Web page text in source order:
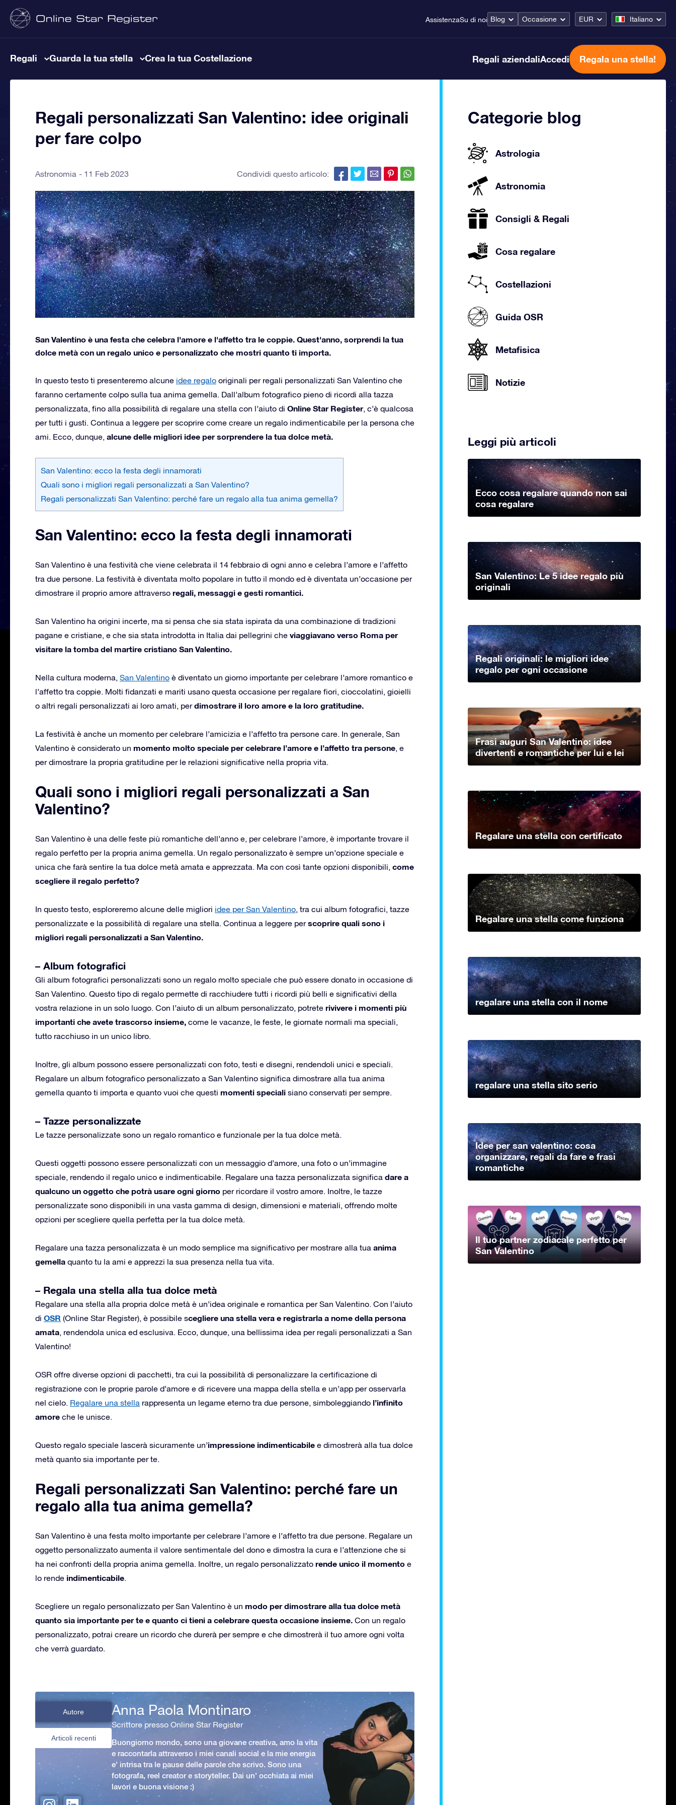
AssistenzaSu di noi Blog Occasione EUR Italiano
Regali Guarda la tua stella Crea la tua Costellazione Regali aziendaliAccedi Regala una stella!
Regali personalizzati San Valentino: idee originali
per fare colpo
Astronomia 11 Feb 2023 Condividi questo articolo:
San Valentino è una festa che celebra l'amore e l'affetto tra le coppie. Quest'anno, sorprendi la tua
dolce metà con un regalo unico e personalizzato che mostri quanto ti importa.
In questo testo ti presenteremo alcune idee regalo originali per regali personalizzati San Valentino che
faranno certamente colpo sulla tua anima gemella. Dall’album fotografico pieno di ricordi alla tazza
personalizzata, fino alla possibilità di regalare una stella con l’aiuto di Online Star Register, c’è qualcosa
per tutti i gusti. Continua a leggere per scoprire come creare un regalo indimenticabile per la persona che
ami. Ecco, dunque, alcune delle migliori idee per sorprendere la tua dolce metà.
San Valentino: ecco la festa degli innamorati
Quali sono i migliori regali personalizzati a San Valentino?
Regali personalizzati San Valentino: perché fare un regalo alla tua anima gemella?
San Valentino: ecco la festa degli innamorati
San Valentino è una festività che viene celebrata il 14 febbraio di ogni anno e celebra l’amore e l’affetto
tra due persone. La festività è diventata molto popolare in tutto il mondo ed è diventata un’occasione per
dimostrare il proprio amore attraverso regali, messaggi e gesti romantici.
San Valentino ha origini incerte, ma si pensa che sia stata ispirata da una combinazione di tradizioni
pagane e cristiane, e che sia stata introdotta in Italia dai pellegrini che viaggiavano verso Roma per
visitare la tomba del martire cristiano San Valentino.
Nella cultura moderna, San Valentino è diventato un giorno importante per celebrare l’amore romantico e
l’affetto tra coppie. Molti fidanzati e mariti usano questa occasione per regalare fiori, cioccolatini, gioielli
o altri regali personalizzati ai loro amati, perdimostrare il loro amore e la loro gratitudine.
La festività è anche un momento per celebrare l’amicizia e l’affetto tra persone care. In generale, San
Valentino è considerato un momento molto speciale per celebrare l’amore e l’affetto tra persone, e
per dimostrare la propria gratitudine per le relazioni significative nella propria vita.
Quali sono i migliori regali personalizzati a San
Valentino?
San Valentino è una delle feste più romantiche dell’anno e, per celebrare l’amore, è importante trovare il
regalo perfetto per la propria anima gemella. Un regalo personalizzato è sempre un’opzione speciale e
unica che farà sentire la tua dolce metà amata e apprezzata. Ma con così tante opzioni disponibili, come
scegliere il regalo perfetto?
In questo testo, esploreremo alcune delle migliori idee per San Valentino, tra cui album fotografici, tazze
personalizzate e la possibilità di regalare una stella. Continua a leggere perscoprire quali sono i
migliori regali personalizzati a San Valentino.
– Album fotografici
Gli album fotografici personalizzati sono un regalo molto speciale che può essere donato in occasione di
San Valentino. Questo tipo di regalo permette di racchiudere tutti i ricordi più belli e significativi della
vostra relazione in un solo luogo. Con l’aiuto di un album personalizzato, potrete rivivere i momenti più
importanti che avete trascorso insieme, come le vacanze, le feste, le giornate normali ma speciali,
tutto racchiuso in un unico libro.
Inoltre, gli album possono essere personalizzati con foto, testi e disegni, rendendoli unici e speciali.
Regalare un album fotografico personalizzato a San Valentino significa dimostrare alla tua anima
gemella quanto ti importa e quanto vuoi che questi momenti speciali siano conservati per sempre.
– Tazze personalizzate
Le tazze personalizzate sono un regalo romantico e funzionale per la tua dolce metà.
Questi oggetti possono essere personalizzati con un messaggio d’amore, una foto o un’immagine
speciale, rendendo il regalo unico e indimenticabile. Regalare una tazza personalizzata significa dare a
qualcuno un oggetto che potrà usare ogni giorno per ricordare il vostro amore. Inoltre, le tazze
personalizzate sono disponibili in una vasta gamma di design, dimensioni e materiali, offrendo molte
opzioni per scegliere quella perfetta per la tua dolce metà.
Regalare una tazza personalizzata è un modo semplice ma significativo per mostrare alla tua anima
gemella quanto tu la ami e apprezzi la sua presenza nella tua vita.
– Regala una stella alla tua dolce metà
Regalare una stella alla propria dolce metà è un’idea originale e romantica per San Valentino. Con l’aiuto
di OSR (Online Star Register), è possibile scegliere una stella vera e registrarla a nome della persona
amata, rendendola unica ed esclusiva. Ecco, dunque, una bellissima idea per regali personalizzati a San
Valentino!
OSR offre diverse opzioni di pacchetti, tra cui la possibilità di personalizzare la certificazione di
registrazione con le proprie parole d’amore e di ricevere una mappa della stella e un’app per osservarla
nel cielo. Regalare una stella rappresenta un legame eterno tra due persone, simboleggiando l’infinito
amore che le unisce.
Questo regalo speciale lascerà sicuramente un’impressione indimenticabile e dimostrerà alla tua dolce
metà quanto sia importante per te.
Regali personalizzati San Valentino: perché fare un
regalo alla tua anima gemella?
San Valentino è una festa molto importante per celebrare l’amore e l’affetto tra due persone. Regalare un
oggetto personalizzato aumenta il valore sentimentale del dono e dimostra la cura e l’attenzione che si
ha nei confronti della propria anima gemella. Inoltre, un regalo personalizzato rende unico il momento e
lo rende indimenticabile.
Scegliere un regalo personalizzato per San Valentino è un modo per dimostrare alla tua dolce metà
quanto sia importante per te e quanto ci tieni a celebrare questa occasione insieme. Con un regalo
personalizzato, potrai creare un ricordo che durerà per sempre e che dimostrerà il tuo amore ogni volta
che verrà guardato.
Autore
Articoli recenti
Anna Paola Montinaro
Scrittore presso Online Star Register
Buongiorno mondo, sono una giovane creativa, amo la vita
e raccontarla attraverso i miei canali social e la mie energia
e' intrisa tra le pause delle parole che scrivo. Sono una
fotografa, reel creator e storyteller. Dai un' occhiata ai miei
lavori e buona visione :)
Categorie blog
Astrologia
Astronomia
Consigli & Regali
Cosa regalare
Costellazioni
Guida OSR
Metafisica
Notizie
Leggi più articoli
Ecco cosa regalare quando non sai
cosa regalare
San Valentino: Le 5 idee regalo più
originali
Regali originali: le migliori idee
regalo per ogni occasione
Frasi auguri San Valentino: idee
divertenti e romantiche per lui e lei
Regalare una stella con certificato
Regalare una stella come funziona
regalare una stella con il nome
regalare una stella sito serio
Idee per san valentino: cosa
organizzare, regali da fare e frasi
romantiche
Il tuo partner zodiacale perfetto per
San Valentino